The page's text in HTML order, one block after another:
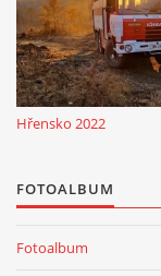
Hřensko 2022
FOTOALBUM
Fotoalbum